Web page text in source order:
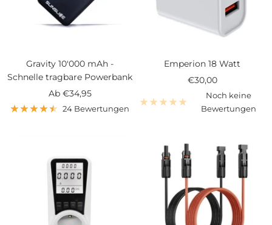
Gravity 10'000 mAh -
Schnelle tragbare Powerbank
Angebotspreis
Ab €34,95
24 Bewertungen
Emperion 18 Watt
Angebotspreis
€30,00
Noch keine
Bewertungen